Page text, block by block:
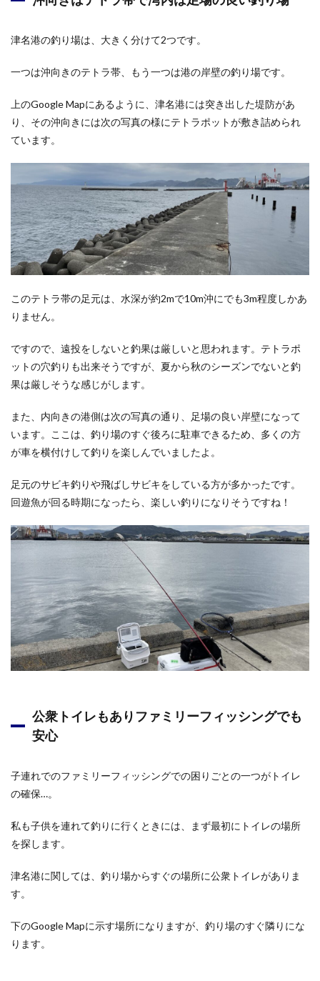
津名港の釣り場は、大きく分けて2つです。
一つは沖向きのテトラ帯、もう一つは港の岸壁の釣り場です。
上のGoogle Mapにあるように、津名港には突き出した堤防があ
り、その沖向きには次の写真の様にテトラポットが敷き詰められ
ています。
このテトラ帯の足元は、水深が約2mで10m沖にでも3m程度しかあ
りません。
ですので、遠投をしないと釣果は厳しいと思われます。テトラポ
ットの穴釣りも出来そうですが、夏から秋のシーズンでないと釣
果は厳しそうな感じがします。
また、内向きの港側は次の写真の通り、足場の良い岸壁になって
います。ここは、釣り場のすぐ後ろに駐車できるため、多くの方
が車を横付けして釣りを楽しんでいましたよ。
足元のサビキ釣りや飛ばしサビキをしている方が多かったです。
回遊魚が回る時期になったら、楽しい釣りになりそうですね！
公衆トイレもありファミリーフィッシングでも
安心
子連れでのファミリーフィッシングでの困りごとの一つがトイレ
の確保…。
私も子供を連れて釣りに行くときには、まず最初にトイレの場所
を探します。
津名港に関しては、釣り場からすぐの場所に公衆トイレがありま
す。
下のGoogle Mapに示す場所になりますが、釣り場のすぐ隣りにな
ります。